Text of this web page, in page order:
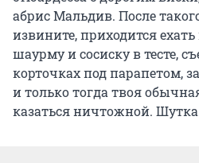
абрис Мальдив. После
извините, приходится
шаурму и сосиску в тесте,
корточках под парапетом,
и только тогда твоя
казаться ничтожной.